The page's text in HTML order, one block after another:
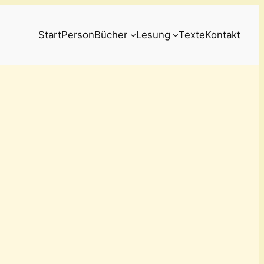
StartPersonBücher Lesung TexteKontakt